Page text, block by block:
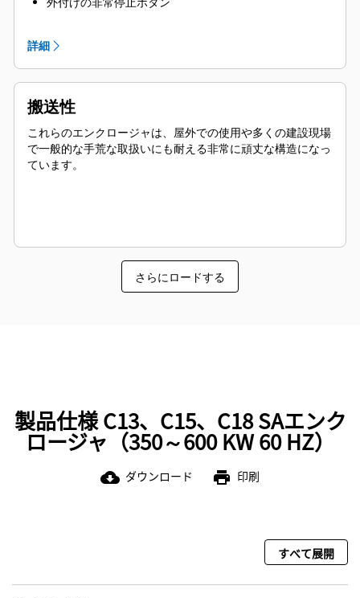
スタブアップエリアは防鼠仕様
詳細
搬送性
これらのエンクロージャは、屋外での使用や多くの建設現場
で一般的な手荒な取扱いにも耐える非常に頑丈な構造になっ
ています。
さらにロードする
製品仕様 C13、C15、C18 SAエンク
ロージャ（350～600 KW 60 HZ）
cloud_download ダウンロード print 印刷
すべて展開